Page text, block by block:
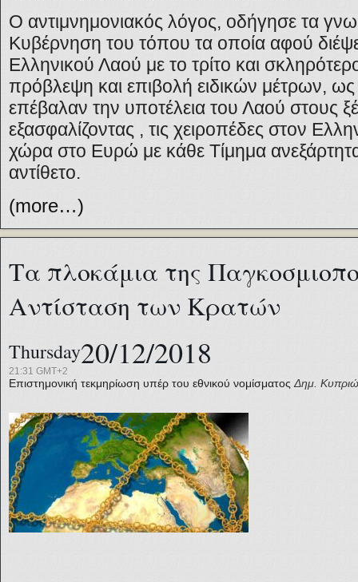
O αντιμνημονιακός λόγος, οδήγησε τα
Κυβέρνηση του τόπου τα οποία αφού
Ελληνικού Λαού με το τρίτο και
πρόβλεψη και επιβολή ειδικών μέτρων, ως
επέβαλαν την υποτέλεια του Λαού στους
εξασφαλίζοντας , τις χειροπέδες στον
χώρα στο Ευρώ με κάθε Τίμημα
αντίθετο.
(more…)
Τα πλοκάμια της
Αντίσταση των Κρατών
Thursday20/12/2018
21:31 GMT+2
Επιστημονική τεκμηρίωση υπέρ του εθνικού νομίσματος Δημ.